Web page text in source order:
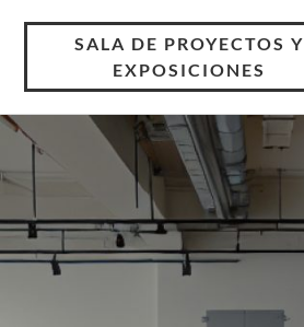
SALA DE PROYECTOS Y
EXPOSICIONES